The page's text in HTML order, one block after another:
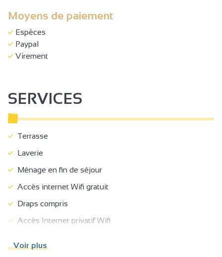
Moyens de paiement
Espèces
Paypal
Virement
SERVICES
Terrasse
Laverie
Ménage en fin de séjour
Accès internet Wifi gratuit
Draps compris
Accès Internet privatif Wifi
Voir plus